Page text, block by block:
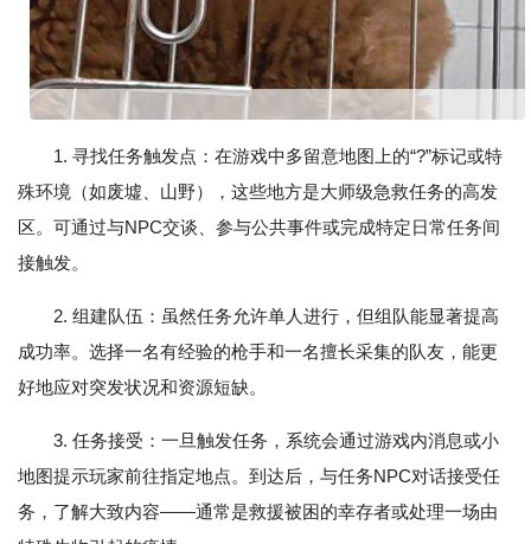
1. 寻找任务触发点：在游戏中多留意地图上的“?”标记或特
殊环境（如废墟、山野），这些地方是大师级急救任务的高发
区。可通过与NPC交谈、参与公共事件或完成特定日常任务间
接触发。
2. 组建队伍：虽然任务允许单人进行，但组队能显著提高
成功率。选择一名有经验的枪手和一名擅长采集的队友，能更
好地应对突发状况和资源短缺。
3. 任务接受：一旦触发任务，系统会通过游戏内消息或小
地图提示玩家前往指定地点。到达后，与任务NPC对话接受任
务，了解大致内容——通常是救援被困的幸存者或处理一场由